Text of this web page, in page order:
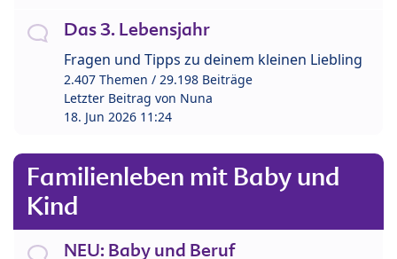
Das 3. Lebensjahr
Fragen und Tipps zu deinem kleinen Liebling
2.407 Themen / 29.198 Beiträge
Letzter Beitrag von Nuna
18. Jun 2026 11:24
Familienleben mit Baby und
Kind
NEU: Baby und Beruf